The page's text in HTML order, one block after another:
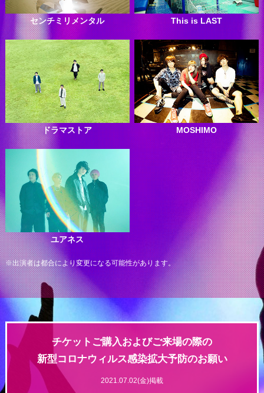
センチミリメンタル This is LAST
ドラマストア MOSHIMO
ユアネス
※出演者は都合により変更になる可能性があります。
チケットご購⼊およびご来場の際の
新型コロナウィルス感染拡⼤予防のお願い
2021.07.02(金)掲載